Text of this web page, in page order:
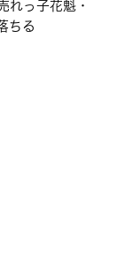
れっ子花魁・
ちる